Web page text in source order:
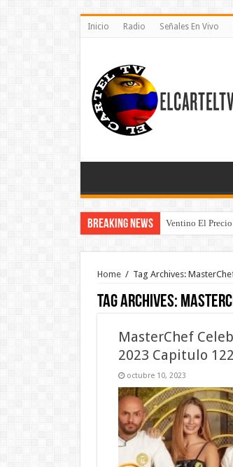
Inicio Radio Señales En Vivo
Breaking News Ventino El
Home / Tag Archives:
Tag Archives:
MasterChef
2023 Capitulo
octubre 10, 2023